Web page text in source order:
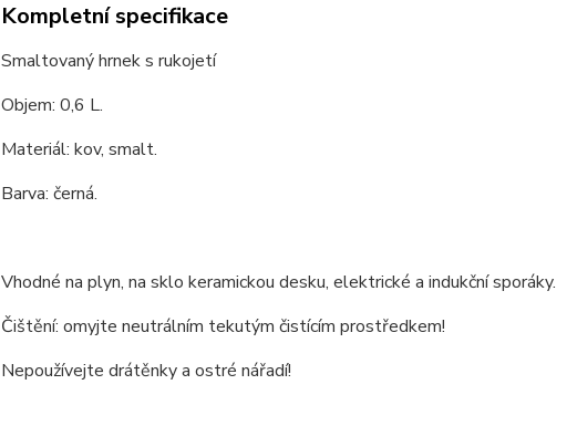
Kompletní specifikace
Smaltovaný hrnek s rukojetí
Objem: 0,6 L.
Materiál: kov, smalt.
Barva: černá.
Vhodné na plyn, na sklo keramickou desku, elektrické a indukční sporáky.
Čištění: omyjte neutrálním tekutým čistícím prostředkem!
Nepoužívejte drátěnky a ostré nářadí!